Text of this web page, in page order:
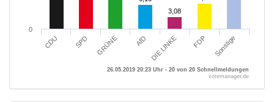
26.05.2019 20:23 Uhr - 20 von 20 Schnellmeldungen
3,08
3,08
CDU SPD GRÜNE AfD DIE LINKE FDP Sonstige
0
votemanager.de